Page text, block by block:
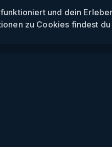
und dein
zu Cookies findest